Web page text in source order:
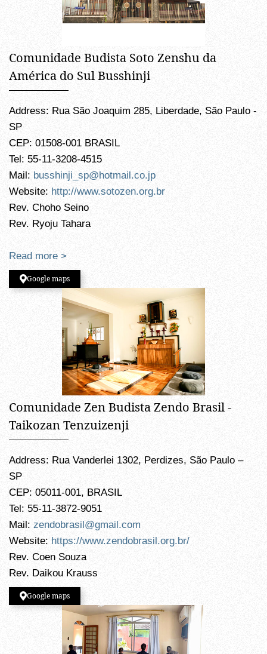
Comunidade Budista Soto Zenshu da
América do Sul Busshinji
Address: Rua São Joaquim 285, Liberdade, São Paulo -
SP
CEP: 01508-001 BRASIL
Tel: 55-11-3208-4515
Mail: busshinji_sp@hotmail.co.jp
Website: http://www.sotozen.org.br
Rev. Choho Seino
Rev. Ryoju Tahara
Read more >
Google maps
Comunidade Zen Budista Zendo Brasil -
Taikozan Tenzuizenji
Address: Rua Vanderlei 1302, Perdizes, São Paulo –
SP
CEP: 05011-001, BRASIL
Tel: 55-11-3872-9051
Mail: zendobrasil@gmail.com
Website: https://www.zendobrasil.org.br/
Rev. Coen Souza
Rev. Daikou Krauss
Google maps